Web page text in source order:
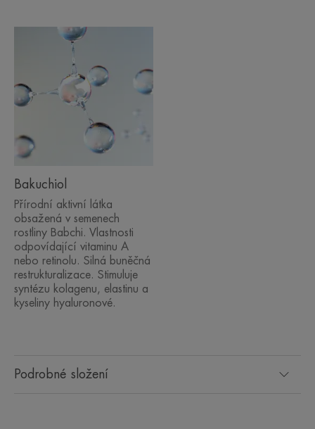
podpořený 7 klinickými studiemi.
Prokázané výsledky klinických a spotřebitelských
studií:
žen*
• Okamžitě hydratuje po dobu 24 hodin**
• Rozjasňuje pleť od 1. dne***
TEXTURA
Podrobné složení
Bakuchiol
Přírodní aktivní látka
obsažená v semenech
rostliny Babchi. Vlastnosti
odpovídající vitaminu A
nebo retinolu. Silná buněčná
restrukturalizace. Stimuluje
syntézu kolagenu, elastinu a
kyseliny hyaluronové.